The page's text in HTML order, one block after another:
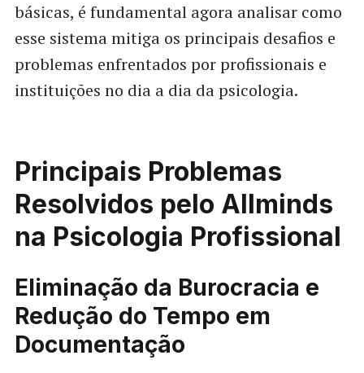
básicas, é fundamental agora analisar como
esse sistema mitiga os principais desafios e
problemas enfrentados por profissionais e
instituições no dia a dia da psicologia.
Principais Problemas
Resolvidos pelo Allminds
na Psicologia Profissional
Eliminação da Burocracia e
Redução do Tempo em
Documentação